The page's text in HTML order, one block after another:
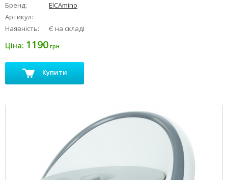
Бренд:
ElCAmino
Артикул:
Наявність:
Є на складі
Ціна: 1190 грн.
Купити